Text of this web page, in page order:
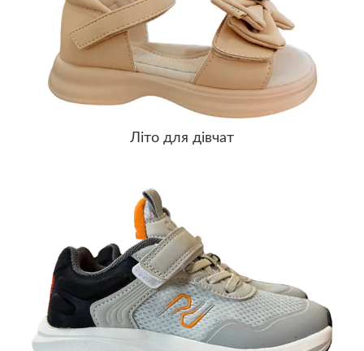
ПЕРЕГЛЯНУТИ >
Літо для дівчат
ПЕРЕГЛЯНУТИ >